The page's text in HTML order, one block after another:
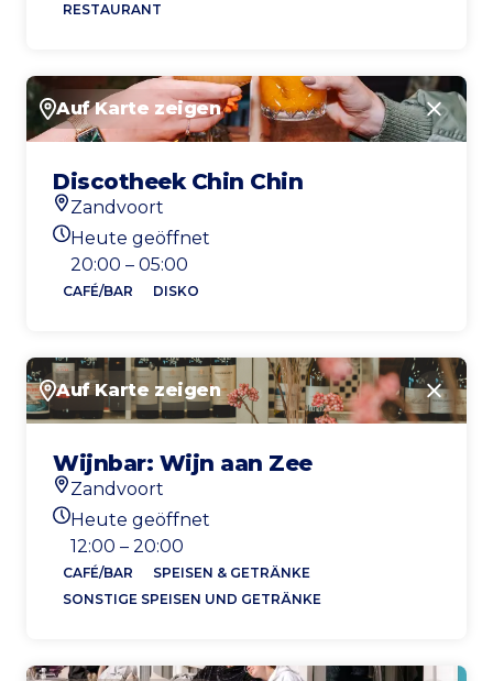
RESTAURANT
Auf Karte zeigen
Discotheek Chin Chin
Standort
Zandvoort
Heutigen Öffnungszeiten
Heute geöffnet
20:00 – 05:00
CAFÉ/BAR DISKO
Auf Karte zeigen
Wijnbar: Wijn aan Zee
Standort
Zandvoort
Heutigen Öffnungszeiten
Heute geöffnet
12:00 – 20:00
CAFÉ/BAR
SPEISEN & GETRÄNKE
SONSTIGE SPEISEN UND GETRÄNKE